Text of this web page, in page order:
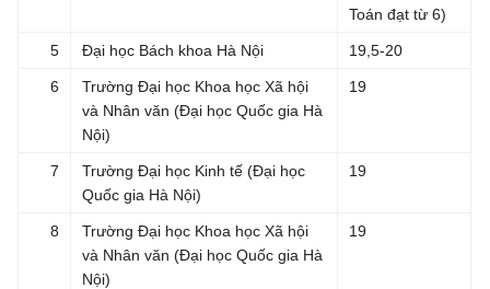
Toán đạt từ 6)
5 Đại học Bách khoa Hà Nội 19,5-20
6
Trường Đại học Khoa học Xã hội
và Nhân văn (Đại học Quốc gia Hà
Nội)
19
7
Trường Đại học Kinh tế (Đại học
Quốc gia Hà Nội)
19
8
Trường Đại học Khoa học Xã hội
và Nhân văn (Đại học Quốc gia Hà
Nội)
19